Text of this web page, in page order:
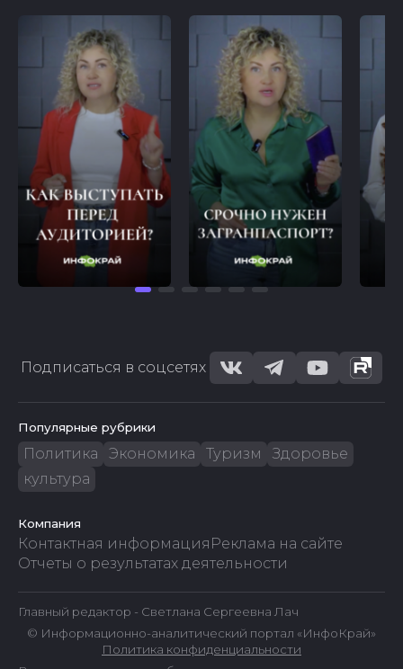
Подписаться в соцсетях
Популярные рубрики
Политика Экономика Туризм
Здоровье
культура
Компания
Контактная информация Реклама на сайте
Отчеты о результатах деятельности
Главный редактор - Светлана Сергеевна Лач
© Информационно-аналитический портал «ИнфоКрай»
Политика конфиденциальности